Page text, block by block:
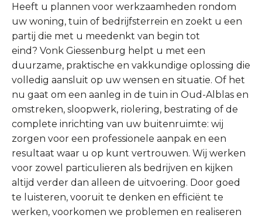
Heeft u plannen voor werkzaamheden rondom
uw woning, tuin of bedrijfsterrein en zoekt u een
partij die met u meedenkt van begin tot
eind? Vonk Giessenburg helpt u met een
duurzame, praktische en vakkundige oplossing die
volledig aansluit op uw wensen en situatie. Of het
nu gaat om een aanleg in de tuin in Oud-Alblas en
omstreken, sloopwerk, riolering, bestrating of de
complete inrichting van uw buitenruimte: wij
zorgen voor een professionele aanpak en een
resultaat waar u op kunt vertrouwen. Wij werken
voor zowel particulieren als bedrijven en kijken
altijd verder dan alleen de uitvoering. Door goed
te luisteren, vooruit te denken en efficiënt te
werken, voorkomen we problemen en realiseren